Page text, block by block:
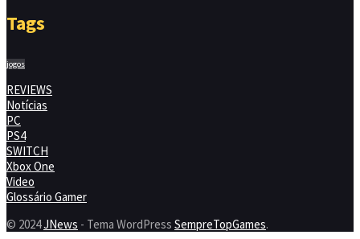
Tags
jogos
REVIEWS
Notícias
PC
PS4
SWITCH
Xbox One
Video
Glossário Gamer
© 2024JNews - Tema WordPress SempreTopGames.